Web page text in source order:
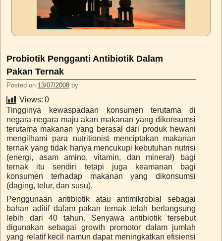
Probiotik Pengganti Antibiotik Dalam
Pakan Ternak
Posted on 13/07/2008 by
Views: 0
Tingginya kewaspadaan konsumen terutama di
negara-negara maju akan makanan yang dikonsumsi
terutama makanan yang berasal dari produk hewani
mengilhami para nutritionist menciptakan makanan
ternak yang tidak hanya mencukupi kebutuhan nutrisi
(energi, asam amino, vitamin, dan mineral) bagi
ternak itu sendiri tetapi juga keamanan bagi
konsumen terhadap makanan yang dikonsumsi
(daging, telur, dan susu).
Penggunaan antibiotik atau antimikrobial sebagai
bahan aditif dalam pakan ternak telah berlangsung
lebih dari 40 tahun. Senyawa antibiotik tersebut
digunakan sebagai growth promotor dalam jumlah
yang relatif kecil namun dapat meningkatkan efisiensi